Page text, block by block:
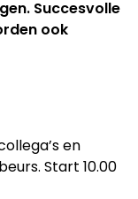
Succesvolle
ook
en
Start 10.00